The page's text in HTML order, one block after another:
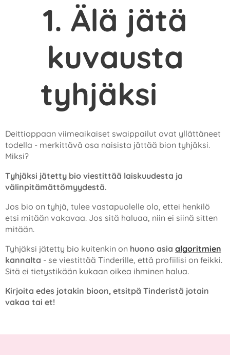
1. Älä jätä
kuvausta
tyhjäksi
Deittioppaan viimeaikaiset swaippailut ovat yllättäneet
todella - merkittävä osa naisista jättää bion tyhjäksi.
Miksi?
Tyhjäksi jätetty bio viestittää laiskuudesta ja
välinpitämättömyydestä.
Jos bio on tyhjä, tulee vastapuolelle olo, ettei henkilö
etsi mitään vakavaa. Jos sitä haluaa, niin ei siinä sitten
mitään.
Tyhjäksi jätetty bio kuitenkin on huono asia algoritmien
kannalta - se viestittää Tinderille, että profiilisi on feikki.
Sitä ei tietystikään kukaan oikea ihminen halua.
Kirjoita edes jotakin bioon, etsitpä Tinderistä jotain
vakaa tai et!